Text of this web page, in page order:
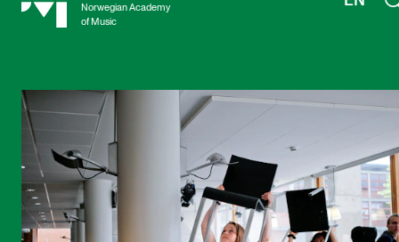
Norwegian Academy
of Music
STUDIER
Alle studier
Bachelor
Master
Doktorgrad